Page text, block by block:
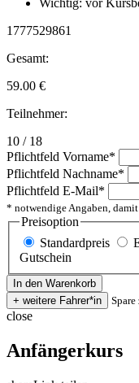
Wichtig: vor
1777529861
Gesamt:
59.00 €
Teilnehmer:
10 / 18
Pflichtfeld Vorname*
Pflichtfeld Nachname*
Pflichtfeld E-Mail*
* notwendige Angaben,
Preisoption
Standardpreis
Gutschein
close
Anfängerkurs